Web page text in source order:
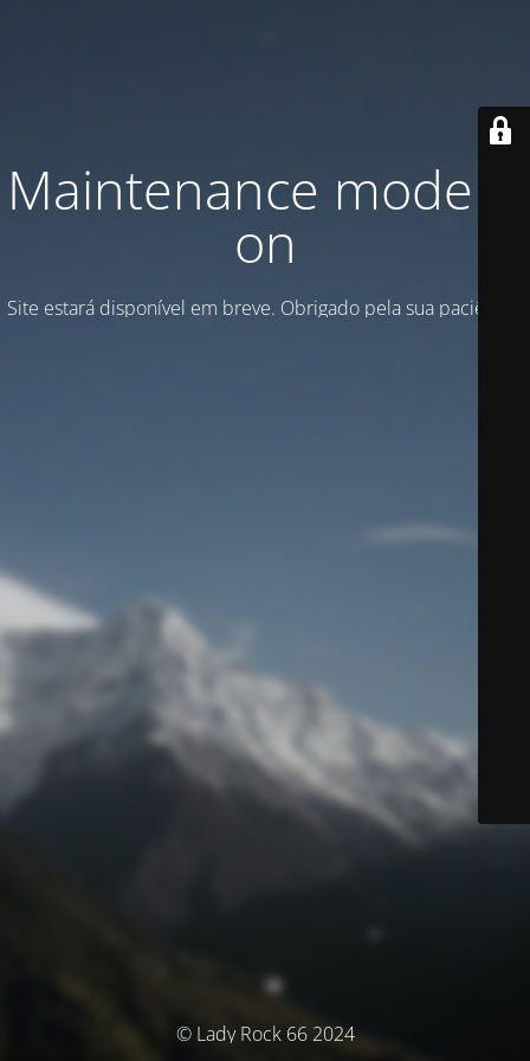
Maintenance mode is
on
Site estará disponível em breve. Obrigado pela sua paciência!
© Lady Rock 66 2024